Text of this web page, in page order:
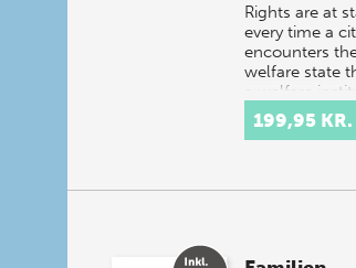
Rights are at
every time a
encounters
welfare state
a welfare
or through
with welfare
199,95 KR.